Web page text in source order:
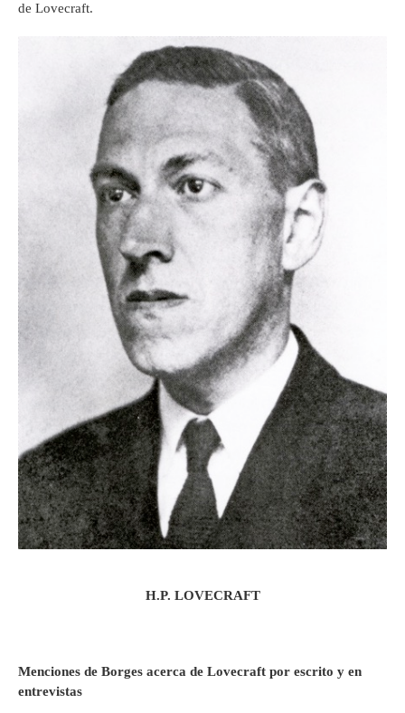
de Lovecraft.
H.P. LOVECRAFT
Menciones de Borges acerca de Lovecraft por escrito y en
entrevistas